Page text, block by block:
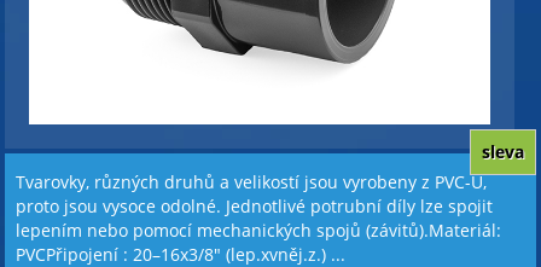
Tvarovky, různých druhů a velikostí jsou vyrobeny z PVC-U,
proto jsou vysoce odolné. Jednotlivé potrubní díly lze spojit
lepením nebo pomocí mechanických spojů (závitů).Materiál:
PVCPřipojení : 20–16x3/8" (lep.xvněj.z.) ...
sleva